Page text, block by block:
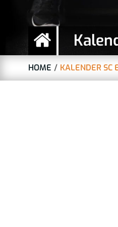
HOME KALENDER SC